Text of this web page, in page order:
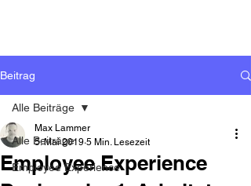
Beitrag
Alle Beiträge
Employee Experience
Alle Beiträge
Employee Experience
Max Lammer
5. Mai 2019 5 Min. Lesezeit